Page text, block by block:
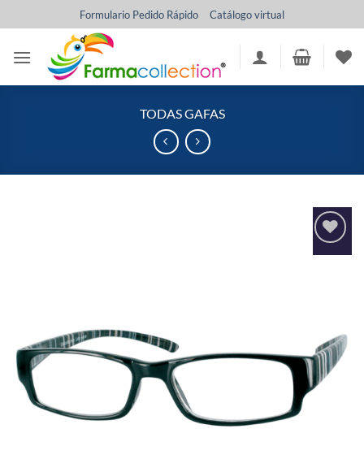
al
contenido
Formulario Pedido Rápido Catálogo virtual
TODAS GAFAS
Añadir